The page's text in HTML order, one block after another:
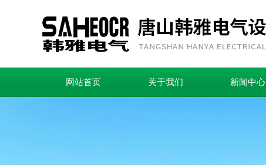
网站首页 关于我们 新闻中心